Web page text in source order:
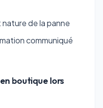
de la panne
communiqué
boutique lors